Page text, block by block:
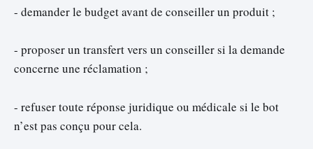
- demander le budget avant de conseiller un produit ;
- proposer un transfert vers un conseiller si la demande
concerne une réclamation ;
- refuser toute réponse juridique ou médicale si le bot
n’est pas conçu pour cela.